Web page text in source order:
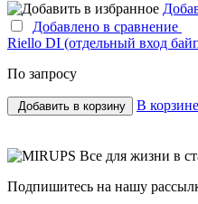
Добавлено в сравнение
Riello DI (отдельный вход
По запросу
Добавить в корзину В корзине
Все для жизни в
Подпишитесь на нашу